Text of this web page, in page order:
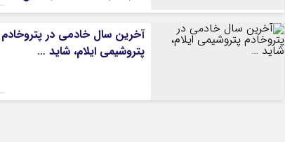
آخرین سال خادمی در پتروخادم
پتروشیمی ایلام، شاید …